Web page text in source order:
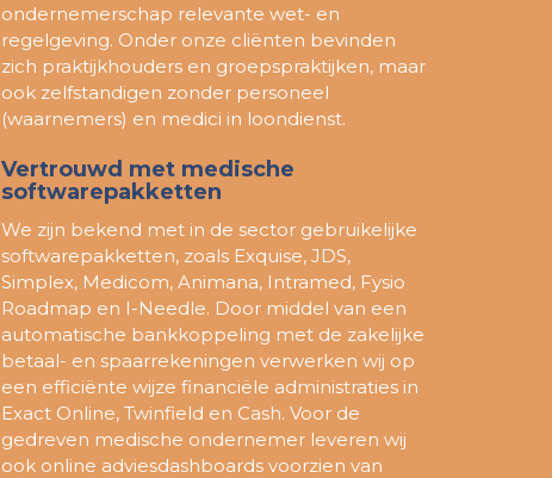
ondernemerschap relevante wet- en
regelgeving. Onder onze cliënten bevinden
zich praktijkhouders en groepspraktijken, maar
ook zelfstandigen zonder personeel
(waarnemers) en medici in loondienst.
Vertrouwd met medische
softwarepakketten
We zijn bekend met in de sector gebruikelijke
softwarepakketten, zoals Exquise, JDS,
Simplex, Medicom, Animana, Intramed, Fysio
Roadmap en I-Needle. Door middel van een
automatische bankkoppeling met de zakelijke
betaal- en spaarrekeningen verwerken wij op
een efficiënte wijze financiële administraties in
Exact Online, Twinfield en Cash. Voor de
gedreven medische ondernemer leveren wij
ook online adviesdashboards voorzien van